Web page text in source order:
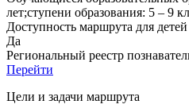
лет;ступени образования: 5 – 9
Доступность маршрута для
Да
Региональный реестр
Перейти
Цели и задачи маршрута